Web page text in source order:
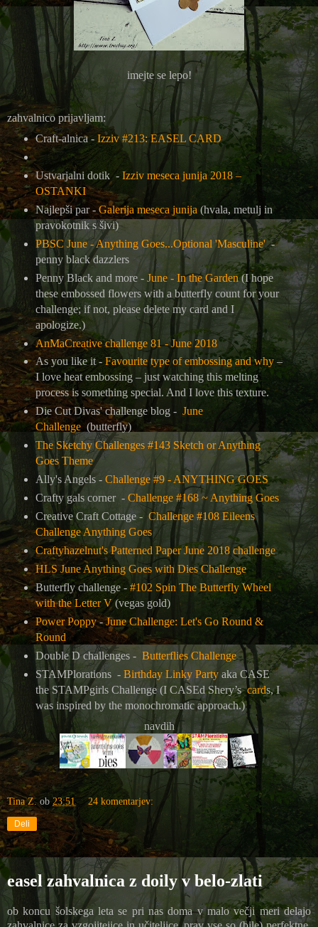
imejte se lepo!
zahvalnico prijavljam:
Craft-alnica - Izziv #213: EASEL CARD
Ustvarjalni dotik - Izziv meseca junija 2018 –
OSTANKI
Najlepši par -Galerija meseca junija (hvala, metulj in
pravokotnik s šivi)
PBSC June - Anything Goes...Optional 'Masculine'-
penny black dazzlers
Penny Black and more - June - In the Garden(I hope
these embossed flowers with a butterfly count for your
challenge; if not, please delete my card and I
apologize.)
AnMaCreative challenge 81 - June 2018
As you like it - Favourite type of embossing and why–
I love heat embossing – just watching this melting
process is something special. And I love this texture.
Die Cut Divas' challenge blog - June
Challenge(butterfly)
The Sketchy Challenges #143 Sketch or Anything
Goes Theme
Ally's Angels - Challenge #9 - ANYTHING GOES
Crafty gals corner - Challenge #168 ~ Anything Goes
Creative Craft Cottage - Challenge #108 Eileens
Challenge Anything Goes
Craftyhazelnut's Patterned Paper June 2018 challenge
HLS June Anything Goes with Dies Challenge
Butterfly challenge - #102 Spin The Butterfly Wheel
with the Letter V(vegas gold)
Power Poppy-June Challenge: Let's Go Round &
Round
Double D challenges - Butterflies Challenge
STAMPlorations - Birthday Linky Partyaka CASE
the STAMPgirls Challenge (I CASEd Shery’scards, I
was inspired by the monochromatic approach.)
navdih
Tina Z. ob23:51 24 komentarjev:
Deli
easel zahvalnica z doily v belo-zlati
ob koncu šolskega leta se pri nas doma v malo večji meri delajo